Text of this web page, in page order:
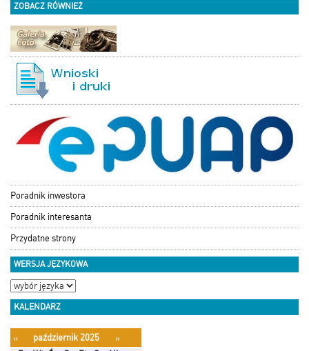
ZOBACZ RÓWNIEŻ
Poradnik inwestora
Poradnik interesanta
Przydatne strony
WERSJA JĘZYKOWA
KALENDARZ
« październik 2025
»